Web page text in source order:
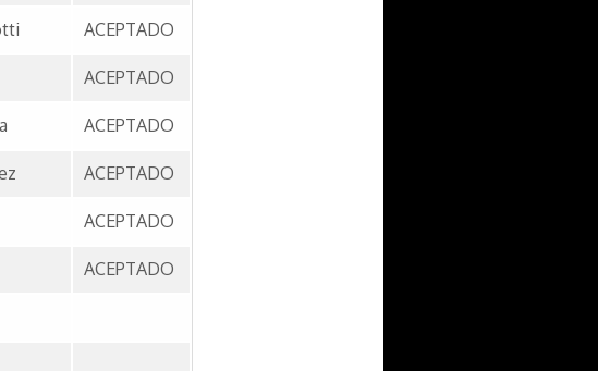
ACEPTADO
ACEPTADO
ACEPTADO
ACEPTADO
ACEPTADO
ACEPTADO